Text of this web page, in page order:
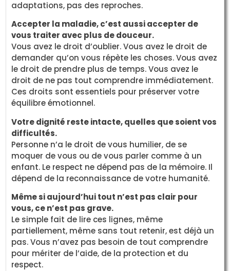
adaptations, pas des reproches.
Accepter la maladie, c’est aussi accepter de
vous traiter avec plus de douceur.
Vous avez le droit d’oublier. Vous avez le droit de
demander qu’on vous répète les choses. Vous avez
le droit de prendre plus de temps. Vous avez le
droit de ne pas tout comprendre immédiatement.
Ces droits sont essentiels pour préserver votre
équilibre émotionnel.
Votre dignité reste intacte, quelles que soient vos
difficultés.
Personne n’a le droit de vous humilier, de se
moquer de vous ou de vous parler comme à un
enfant. Le respect ne dépend pas de la mémoire. Il
dépend de la reconnaissance de votre humanité.
Même si aujourd’hui tout n’est pas clair pour
vous, ce n’est pas grave.
Le simple fait de lire ces lignes, même
partiellement, même sans tout retenir, est déjà un
pas. Vous n’avez pas besoin de tout comprendre
pour mériter de l’aide, de la protection et du
respect.